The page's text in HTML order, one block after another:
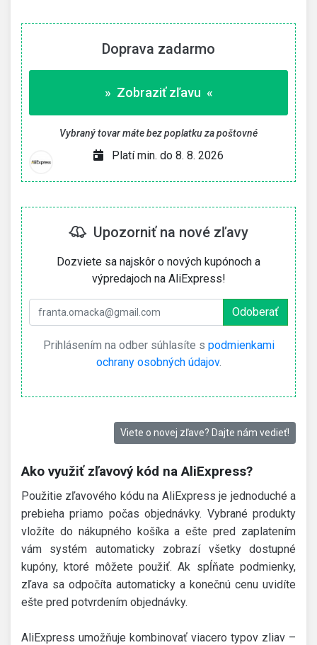
Doprava zadarmo
» Zobraziť zľavu «
Vybraný tovar máte bez poplatku za poštovné
Platí min. do 8. 8. 2026
Upozorniť na nové zľavy
Dozviete sa najskôr o nových kupónoch a
výpredajoch na AliExpress!
Prihlásením na odber súhlasíte s podmienkami
ochrany osobných údajov.
Viete o novej zľave? Dajte nám vedieť!
Ako využiť zľavový kód na AliExpress?
Použitie zľavového kódu na AliExpress je jednoduché a
prebieha priamo počas objednávky. Vybrané produkty
vložíte do nákupného košíka a ešte pred zaplatením
vám systém automaticky zobrazí všetky dostupné
kupóny, ktoré môžete použiť. Ak spĺňate podmienky,
zľava sa odpočíta automaticky a konečnú cenu uvidíte
ešte pred potvrdením objednávky.
AliExpress umožňuje kombinovať viacero typov zliav –